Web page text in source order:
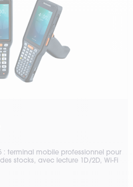
: terminal mobile professionnel pour
stocks, avec lecture 1D/2D, Wi-Fi